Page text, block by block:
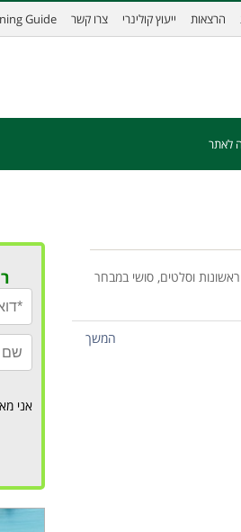
הרצאות ייעוץ קולינרי צרו קשר Guide
לאתר
וסלטים, סושי במבחר
המשך
אני